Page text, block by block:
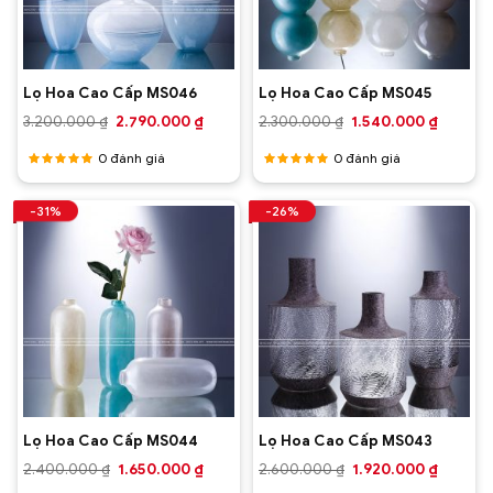
Lọ Hoa Cao Cấp MS046
3.200.000₫ Giá
3.200.000 ₫.
2.790.000 ₫Giá
2.790.000 ₫.
Được
xếp hạng
55 sao
0 đánh giá
Lọ Hoa Cao Cấp MS045
2.300.000₫ Giá
2.300.000 ₫.
1.540.000 ₫Giá
Được
xếp hạng
55 sao
0 đánh giá
-31%
Lọ Hoa Cao Cấp MS044
2.400.000₫ Giá
1.650.000 ₫Giá
-26%
Lọ Hoa Cao Cấp MS043
2.600.000₫ Giá
1.920.000 ₫Giá